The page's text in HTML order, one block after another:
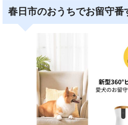
春日市のおうちでお留守番